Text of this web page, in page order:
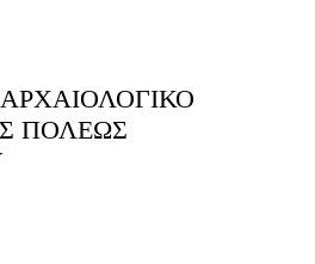
ΠΟΛΕΩΣ